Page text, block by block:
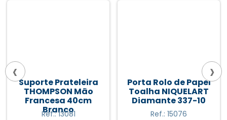
Suporte Prateleira
THOMPSON Mão
Francesa 40cm
Branco
Ref.: 13081
Porta Rolo de Papel
Toalha NIQUELART
Diamante 337-10
Ref.: 15076
‹ ›